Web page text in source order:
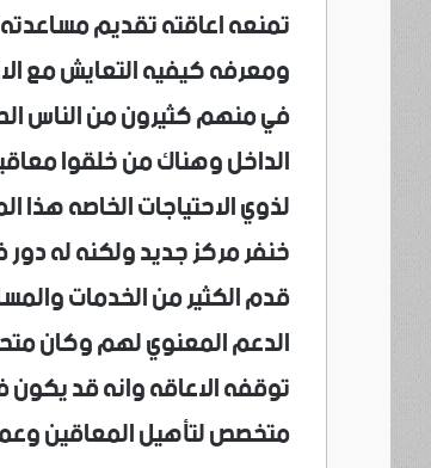
تمنعه اعاقته تقديم
ومعرفه كيفيه التعايش مع
في منهم كثيرون من الناس
الداخل وهناك من خلقوا
لذوي الاحتياجات الخاصه هذا
خنفر مركز جديد ولكنه له
قدم الكثير من الخدمات
الدعم المعنوي لهم وكان
توقفه الاعاقه وانه قد يكون
متخصص لتأهيل المعاقين